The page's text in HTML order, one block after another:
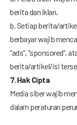
berita dan iklan.
b. Setiap berita/
berbayar wajib
”ads”, ”sponsored”,
berita/artikel/isi
7. Hak Cipta
Media siber wajib
dalam peraturan